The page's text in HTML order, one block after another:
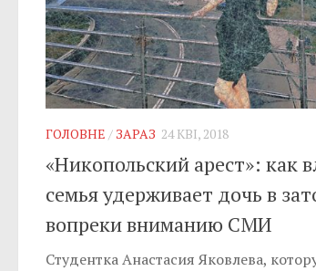
ГОЛОВНЕ / ЗАРАЗ 24 КВІ, 2018
«Никопольский арест»: как
семья удерживает дочь в
вопреки вниманию СМИ
Студентка Анастасия Яковлева,